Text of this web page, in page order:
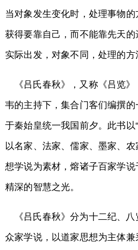
当对象发生变化时，处理事物
获得要靠自己，而不能靠先天
实际出发，对象不同，处理的方
《吕氏春秋》，又称《吕览
韦的主持下，集合门客们编撰
于秦始皇统一我国前夕。此书以
以名家、法家、儒家、墨家、
想学说为素材，熔诸子百家学
精深的智慧之光。
《吕氏春秋》分为十二纪、
众家学说，以道家思想为主体兼